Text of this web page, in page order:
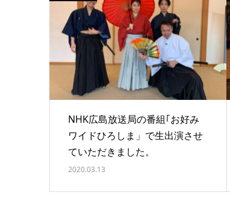
NHK広島放送局の番組｢お好み
ワイドひろしま」で生出演させ
ていただきました。
2020.03.13